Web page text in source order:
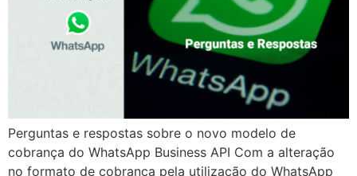
Perguntas e respostas sobre o novo modelo de
cobrança do WhatsApp Business API Com a alteração
no formato de cobrança pela utilização do WhatsApp